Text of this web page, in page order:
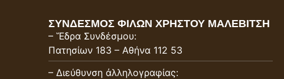
ΣΥΝΔΕΣΜΟΣ ΦΙΛΩΝ ΧΡΗΣΤΟΥ ΜΑΛΕΒΙΤΣΗ
– Ἕδρα Συνδέσμου:
Πατησίων 183 – Αθήνα 112 53
– Διεύθυνση ἀλληλογραφίας: